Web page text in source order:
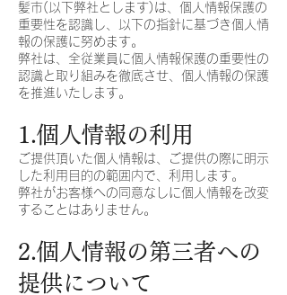
髪市(以下弊社とします)は、個人情報保護の
重要性を認識し、以下の指針に基づき個人情
報の保護に努めます。
弊社は、全従業員に個人情報保護の重要性の
認識と取り組みを徹底させ、個人情報の保護
を推進いたします。
1.個人情報の利用
ご提供頂いた個人情報は、ご提供の際に明示
した利用目的の範囲内で、利用します。
弊社がお客様への同意なしに個人情報を改変
することはありません。
2.個人情報の第三者への
提供について